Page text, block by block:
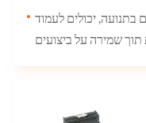
בתנועה, יכולים לעמוד